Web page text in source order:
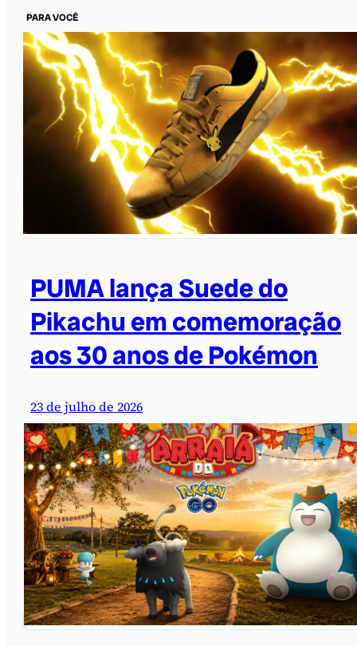
PARA VOCÊ
PUMA lança Suede do
Pikachu em comemoração
aos 30 anos de Pokémon
23 de julho de 2026